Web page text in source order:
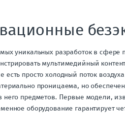
уникальных разработок в
мультимедийный
есть просто холодный поток
проницаема, но
него предметов. Первые модели,
оборудование гарантирует